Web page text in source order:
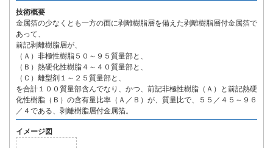
技術概要
金属箔の少なくとも一方の面に剥離樹脂層を備えた剥離樹脂層付金属箔で
あって、
前記剥離樹脂層が、
（Ａ）非極性樹脂５０～９５質量部と、
（Ｂ）熱硬化性樹脂４～４０質量部と、
（Ｃ）離型剤１～２５質量部と、
を合計１００質量部含んでなり、かつ、前記非極性樹脂（Ａ）と前記熱硬
化性樹脂（Ｂ）の含有量比率（Ａ／Ｂ）が、質量比で、５５／４５～９６
／４である、剥離樹脂層付金属箔。
イメージ図